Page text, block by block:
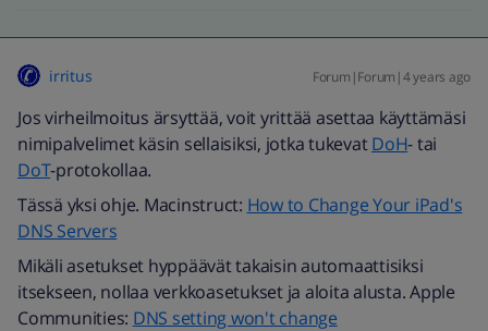
irritus Forum|Forum|4 years ago
Jos virheilmoitus ärsyttää, voit yrittää asettaa käyttämäsi
nimipalvelimet käsin sellaisiksi, jotka tukevatDoH- tai
DoT-protokollaa.
Tässä yksi ohje. Macinstruct: How to Change Your iPad's
DNS Servers
Mikäli asetukset hyppäävät takaisin automaattisiksi
itsekseen, nollaa verkkoasetukset ja aloita alusta. Apple
Communities: DNS setting won't change